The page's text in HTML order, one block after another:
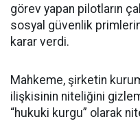
görev yapan pilotların
sosyal güvenlik
karar verdi.
Mahkeme, şirketin
ilişkisinin niteliğini
“hukuki kurgu” olarak